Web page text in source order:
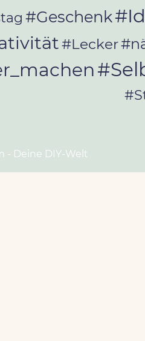
#Geschenk
#Lecker
- Deine DIY-Welt